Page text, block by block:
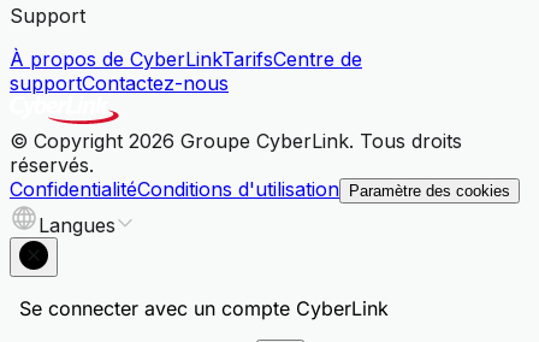
Support
À propos de CyberLinkTarifsCentre de
supportContactez-nous
© Copyright 2026 Groupe CyberLink. Tous droits
réservés.
ConfidentialitéConditions d'utilisation Paramètre des cookies
Langues